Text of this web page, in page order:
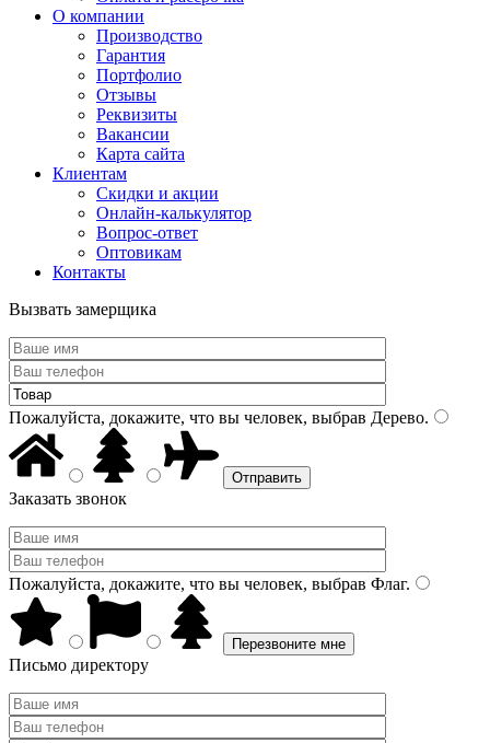
О компании
Производство
Гарантия
Портфолио
Отзывы
Реквизиты
Вакансии
Карта сайта
Клиентам
Скидки и акции
Онлайн-калькулятор
Вопрос-ответ
Оптовикам
Контакты
Вызвать замерщика
Пожалуйста, докажите, что вы человек, выбрав Дерево.
Заказать звонок
Пожалуйста, докажите, что вы человек, выбрав Флаг.
Письмо директору